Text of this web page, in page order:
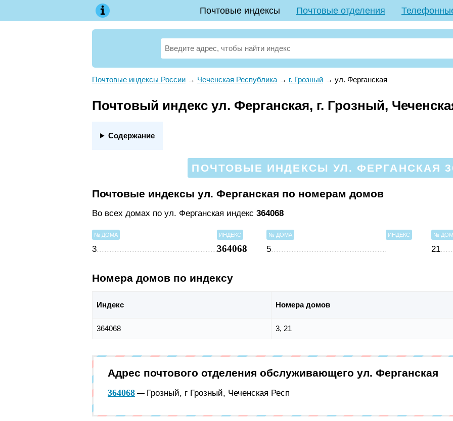
Почтовые индексы Почтовые отделения
Почтовые индексы России → Чеченская Республика → г. Грозный → ул. Ферганская
Почтовый индекс ул. Ферганская, г. Грозный,
Содержание
ПОЧТОВЫЕ ИНДЕКСЫ УЛ. ФЕРГАНСКАЯ
Почтовые индексы ул. Ферганская по номерам домов
Во всех домах по ул. Ферганская индекс 364068
№ ДОМА ИНДЕКС
3 364068
№ ДОМА ИНДЕКС
5
№
21
Номера домов по индексу
Индекс Номера домов
364068 3, 21
Адрес почтового отделения обслуживающего ул. Ферганская
364068 — Грозный, г Грозный, Чеченская Респ